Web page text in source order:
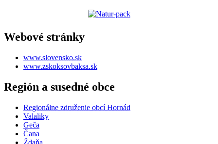
Webové stránky
www.slovensko.sk
www.zskoksovbaksa.sk
Región a susedné obce
Regionálne združenie obcí Hornád
Valaliky
Geča
Čana
Ždaňa